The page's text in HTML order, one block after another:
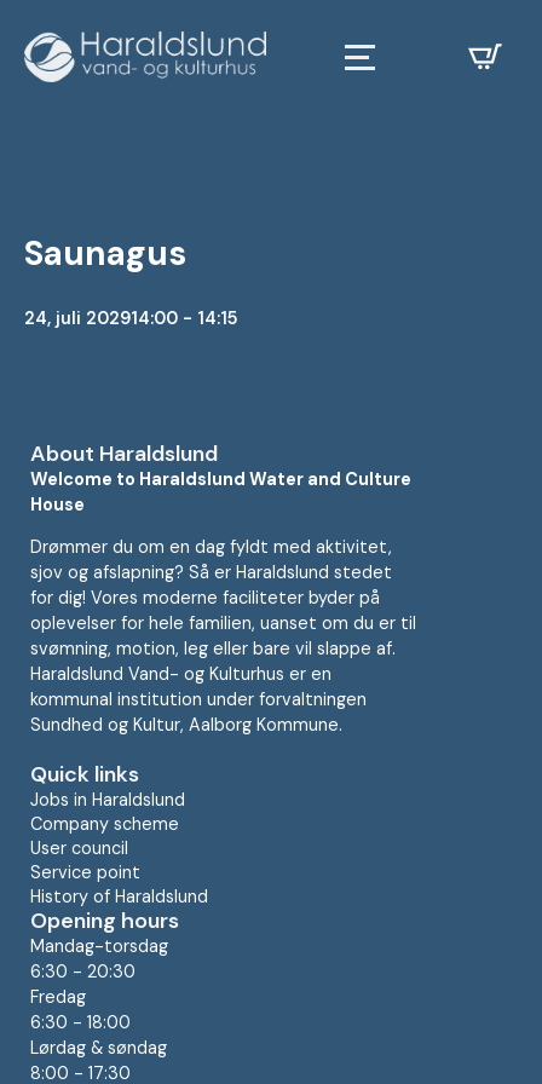
Saunagus
24, juli 202914:00 - 14:15
About Haraldslund
Welcome to Haraldslund Water and Culture
House
Drømmer du om en dag fyldt med aktivitet,
sjov og afslapning? Så er Haraldslund stedet
for dig! Vores moderne faciliteter byder på
oplevelser for hele familien, uanset om du er til
svømning, motion, leg eller bare vil slappe af.
Haraldslund Vand- og Kulturhus er en
kommunal institution under forvaltningen
Sundhed og Kultur, Aalborg Kommune.
Quick links
Jobs in Haraldslund
Company scheme
User council
Service point
History of Haraldslund
Opening hours
Mandag-torsdag
6:30 - 20:30
Fredag
6:30 - 18:00
Lørdag & søndag
8:00 - 17:30